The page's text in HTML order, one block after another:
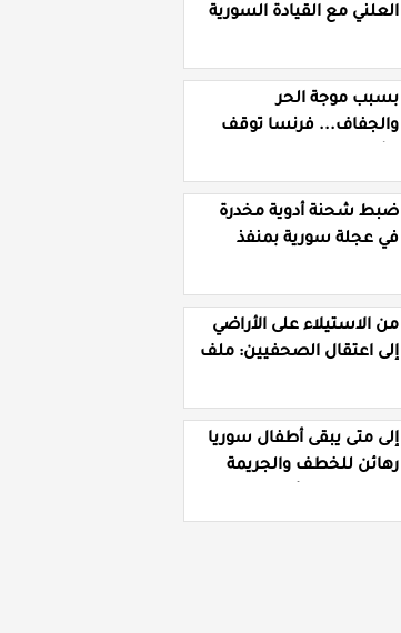
العلني مع القيادة السورية
بـ"خدمة إسرائيل"
بسبب موجة الحر
والجفاف... فرنسا توقف
ضبط شحنة أدوية مخدرة
في عجلة سورية بمنفذ
من الاستيلاء على الأراضي
إلى اعتقال الصحفيين: ملف
سويدان في العهد الجديد
إلى متى يبقى أطفال سوريا
رهائن للخطف والجريمة